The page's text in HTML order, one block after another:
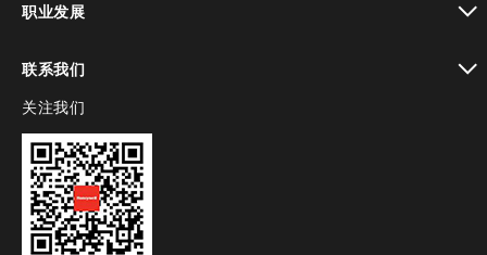
职业发展
联系我们
toggle view
关注我们